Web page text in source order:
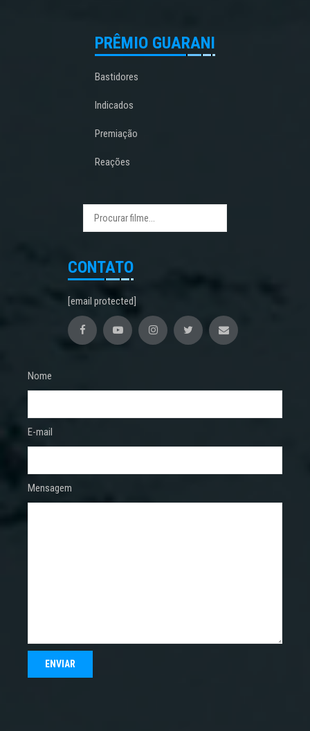
PRÊMIO GUARANI
Bastidores
Indicados
Premiação
Reações
CONTATO
[email protected]
Nome
E-mail
Mensagem